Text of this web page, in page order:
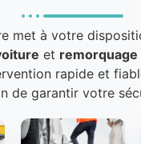
met à votre
et remorquage
rapide et
de garantir votre